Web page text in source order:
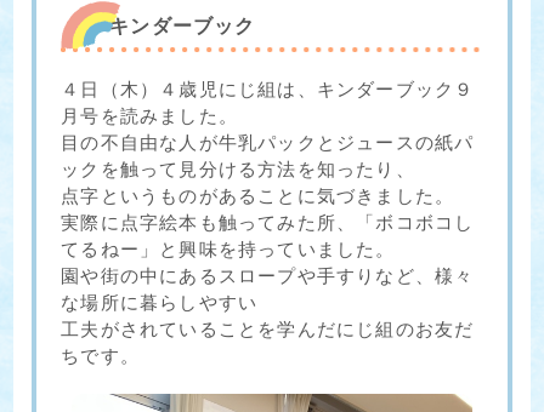
キンダーブック
４日（木）４歳児にじ組は、キンダーブック９
月号を読みました。
目の不自由な人が牛乳パックとジュースの紙パ
ックを触って見分ける方法を知ったり、
点字というものがあることに気づきました。
実際に点字絵本も触ってみた所、「ボコボコし
てるねー」と興味を持っていました。
園や街の中にあるスロープや手すりなど、様々
な場所に暮らしやすい
工夫がされていることを学んだにじ組のお友だ
ちです。